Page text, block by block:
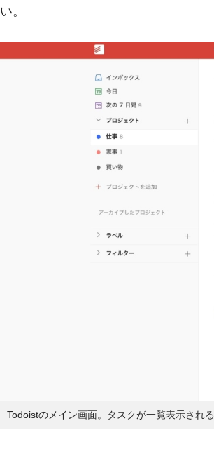
い。
Todoistのメイン画面。タスクが一覧表示される